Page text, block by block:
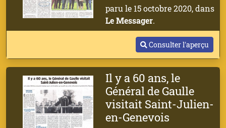
paru le 15 octobre 2020, dans
Le Messager.
Consulter l'aperçu
Il y a 60 ans, le
Général de Gaulle
visitait Saint-Julien-
en-Genevois